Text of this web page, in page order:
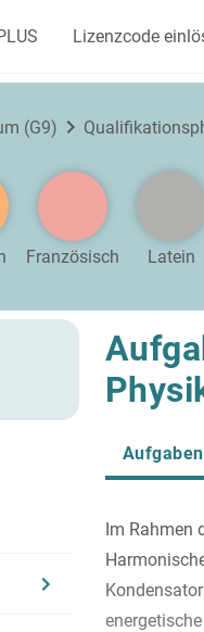
Lizenzcode
(G9)
Französisch Latein
Aufgaben
Im Rahmen